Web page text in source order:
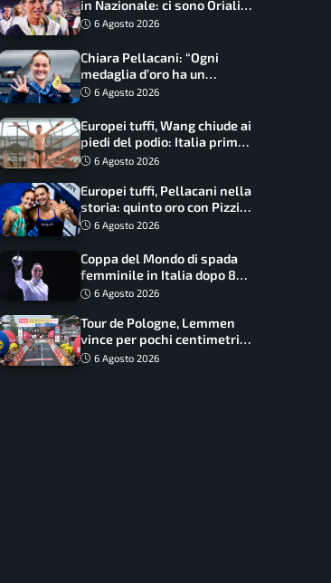
in Nazionale: ci sono Oriali e
Bonucci, confermato un
6 Agosto 2026
Chiara Pellacani: “Ogni
medaglia d’oro ha un
significato diverso. Ho fatto
6 Agosto 2026
Europei tuffi, Wang chiude ai
piedi del podio: Italia prima
nel medagliere
6 Agosto 2026
Europei tuffi, Pellacani nella
storia: quinto oro con Pizzini
nel sincro da 3 metri
6 Agosto 2026
Coppa del Mondo di spada
femminile in Italia dopo 8
anni, Alberta Santuccio: “Il
frutti”
6 Agosto 2026
Tour de Pologne, Lemmen
vince per pochi centimetri
su Scaroni: maxi-caduta e
6 Agosto 2026